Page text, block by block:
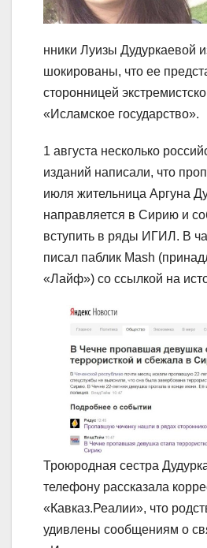
нники Луизы Дудуркаевой
шокированы, что ее
сторонницей
«Исламское государство».
1 августа несколько
изданий написали, что
июля жительница Аргуна
направляется в Сирию и
вступить в ряды ИГИЛ. В
писал паблик Mash
«Лайф») со ссылкой на
Троюродная сестра
телефону рассказала
«Кавказ.Реалии», что
удивлены сообщениям о